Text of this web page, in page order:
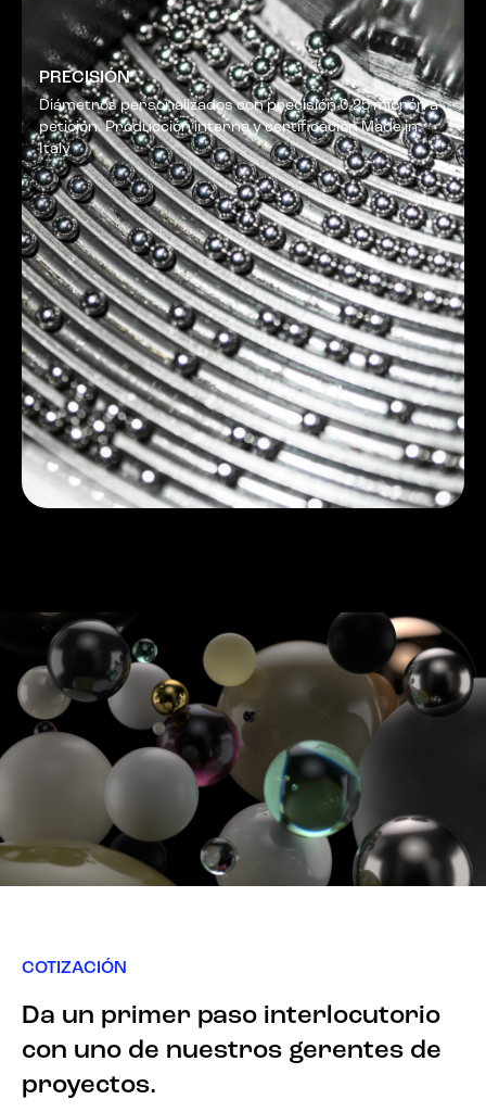
PRECISIÓN
Diámetros personalizados con precisión 0,25 micrón a
petición. Producción interna y certificación Made in
Italy
COTIZACIÓN
Da un primer paso interlocutorio
con uno de nuestros gerentes de
proyectos.